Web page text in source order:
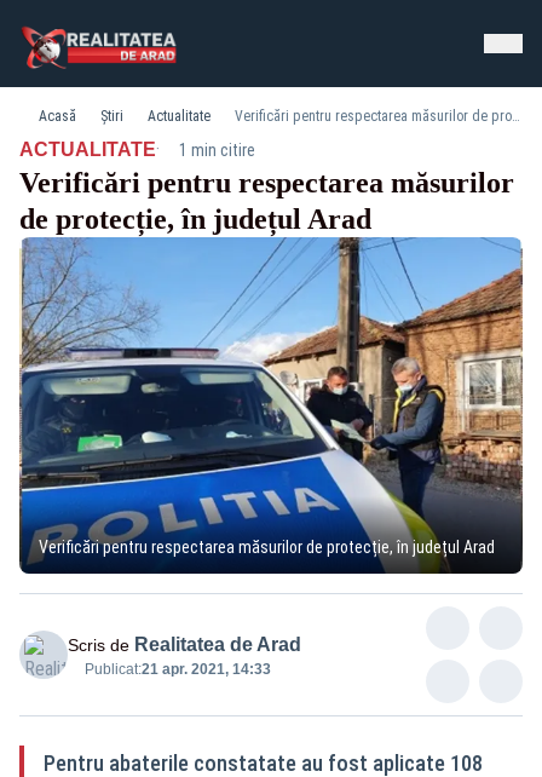
Acasă Știri Actualitate Verificări pentru respectarea măsurilor de protecție, în județul Arad
ACTUALITATE· 1 min citire
Verificări pentru respectarea măsurilor
de protecție, în județul Arad
Verificări pentru respectarea măsurilor de protecție, în județul Arad
Scris de Realitatea de Arad
Publicat:21 apr. 2021, 14:33
Pentru abaterile constatate au fost aplicate 108